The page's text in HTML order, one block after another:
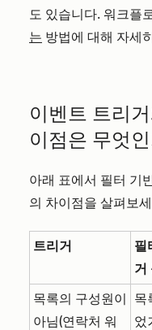
도 있습니다. 워크플
는 방법에 대해 자세
이벤트 트리
이점은 무엇
아래 표에서 필터 기
의 차이점을 살펴보
트리거
필
거
목록의 구성원이
아님(연락처 워
목
었